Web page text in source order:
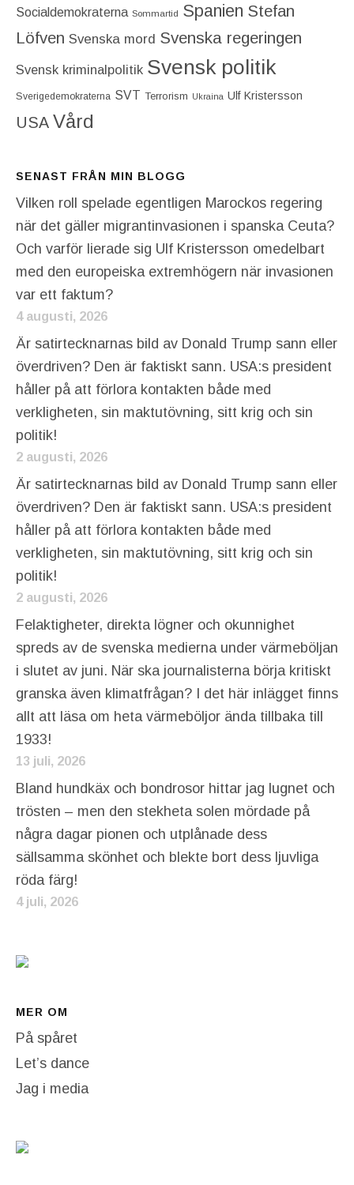
Socialdemokraterna Sommartid Spanien Stefan
Löfven Svenska mord Svenska regeringen
Svensk kriminalpolitik Svensk politik
Sverigedemokraterna SVT Terrorism Ukraina Ulf Kristersson
USA Vård
SENAST FRÅN MIN BLOGG
Vilken roll spelade egentligen Marockos regering
när det gäller migrantinvasionen i spanska Ceuta?
Och varför lierade sig Ulf Kristersson omedelbart
med den europeiska extremhögern när invasionen
var ett faktum?
4 augusti, 2026
Är satirtecknarnas bild av Donald Trump sann eller
överdriven? Den är faktiskt sann. USA:s president
håller på att förlora kontakten både med
verkligheten, sin maktutövning, sitt krig och sin
politik!
2 augusti, 2026
Är satirtecknarnas bild av Donald Trump sann eller
överdriven? Den är faktiskt sann. USA:s president
håller på att förlora kontakten både med
verkligheten, sin maktutövning, sitt krig och sin
politik!
2 augusti, 2026
Felaktigheter, direkta lögner och okunnighet
spreds av de svenska medierna under värmeböljan
i slutet av juni. När ska journalisterna börja kritiskt
granska även klimatfrågan? I det här inlägget finns
allt att läsa om heta värmeböljor ända tillbaka till
1933!
13 juli, 2026
Bland hundkäx och bondrosor hittar jag lugnet och
trösten – men den stekheta solen mördade på
några dagar pionen och utplånade dess
sällsamma skönhet och blekte bort dess ljuvliga
röda färg!
4 juli, 2026
MER OM
På spåret
Let’s dance
Jag i media